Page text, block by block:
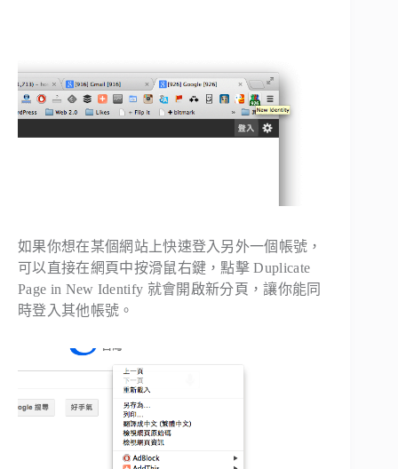
如果你想在某個網站上快速登入另外一個帳號，
可以直接在網頁中按滑鼠右鍵，點擊 Duplicate
Page in New Identify 就會開啟新分頁，讓你能同
時登入其他帳號。